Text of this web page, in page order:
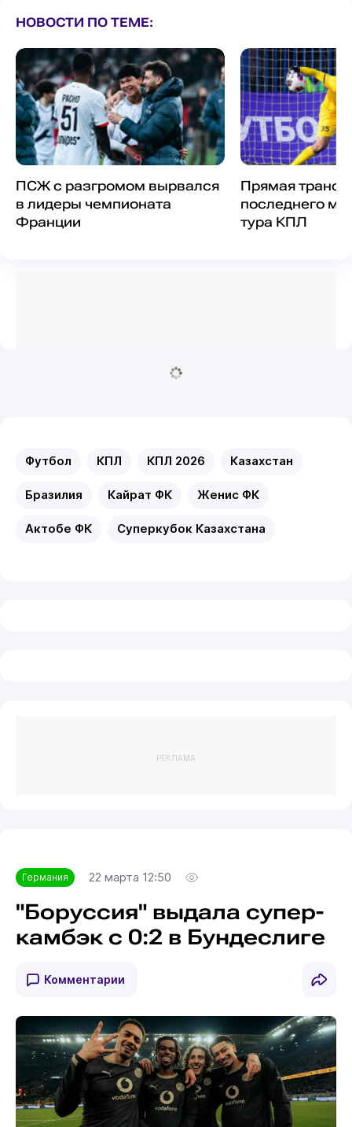
НОВОСТИ ПО ТЕМЕ:
ПСЖ с разгромом вырвался
в лидеры чемпионата
Франции
Прямая
последнего
тура КПЛ
Футбол КПЛ КПЛ 2026 Казахстан
Бразилия Кайрат ФК Женис ФК
Актобе ФК Суперкубок Казахстана
РЕКЛАМА
Германия 22 марта 12:50
"Боруссия" выдала супер-
камбэк с 0:2 в Бундеслиге
Комментарии